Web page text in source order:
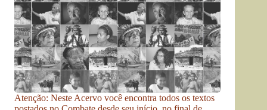
Atenção: Neste Acervo você encontra todos os textos